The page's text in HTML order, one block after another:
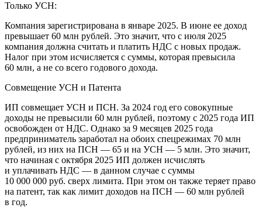
Только УСН:
Компания зарегистрирована в январе 2025. В июне ее доход
превышает 60 млн рублей. Это значит, что с июля 2025
компания должна считать и платить НДС с новых продаж.
Налог при этом исчисляется с суммы, которая превысила
60 млн, а не со всего годового дохода.
Совмещение УСН и Патента
ИП совмещает УСН и ПСН. За 2024 год его совокупные
доходы не превысили 60 млн рублей, поэтому с 2025 года ИП
освобожден от НДС. Однако за 9 месяцев 2025 года
предприниматель заработал на обоих спецрежимах 70 млн
рублей, из них на ПСН — 65 и на УСН — 5 млн. Это значит,
что начиная с октября 2025 ИП должен исчислять
и уплачивать НДС — в данном случае с суммы
10 000 000 руб. сверх лимита. При этом он также теряет право
на патент, так как лимит доходов на ПСН — 60 млн рублей
в год.